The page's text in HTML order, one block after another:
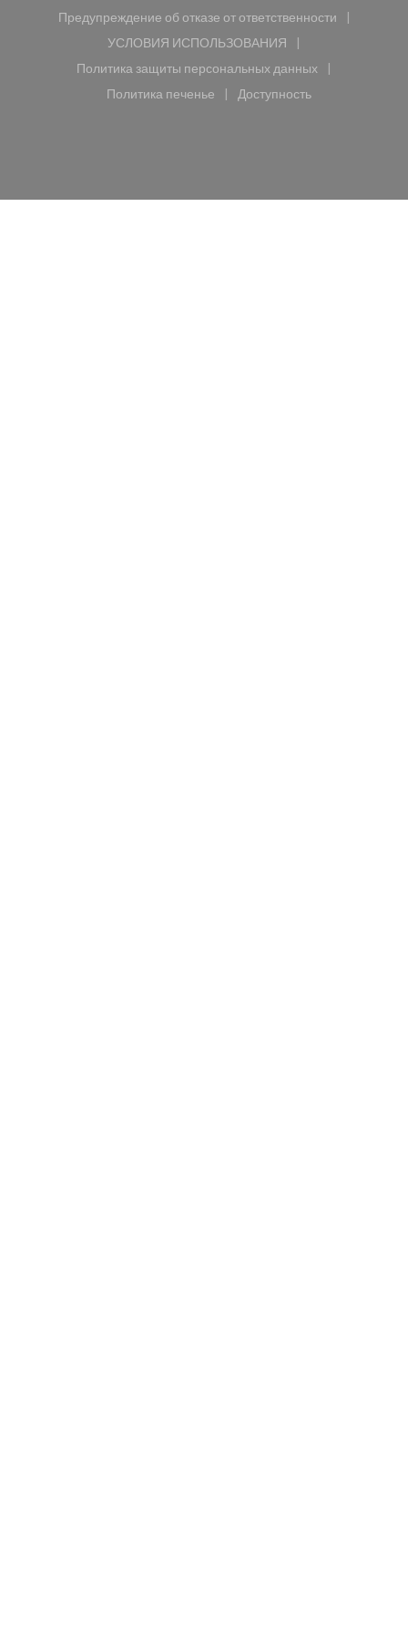
Предупреждение об отказе от ответственности
((открывается в новом окне))
УСЛОВИЯ ИСПОЛЬЗОВАНИЯ
((открывается в новом окне))
Политика защиты персональных данных
((открывается в новом окне))
Политика печенье
((открывается в новом окне))
Доступность